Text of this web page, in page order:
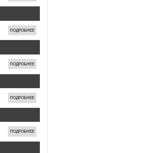
ПОДРОБНЕЕ
ПОДРОБНЕЕ
ПОДРОБНЕЕ
ПОДРОБНЕЕ